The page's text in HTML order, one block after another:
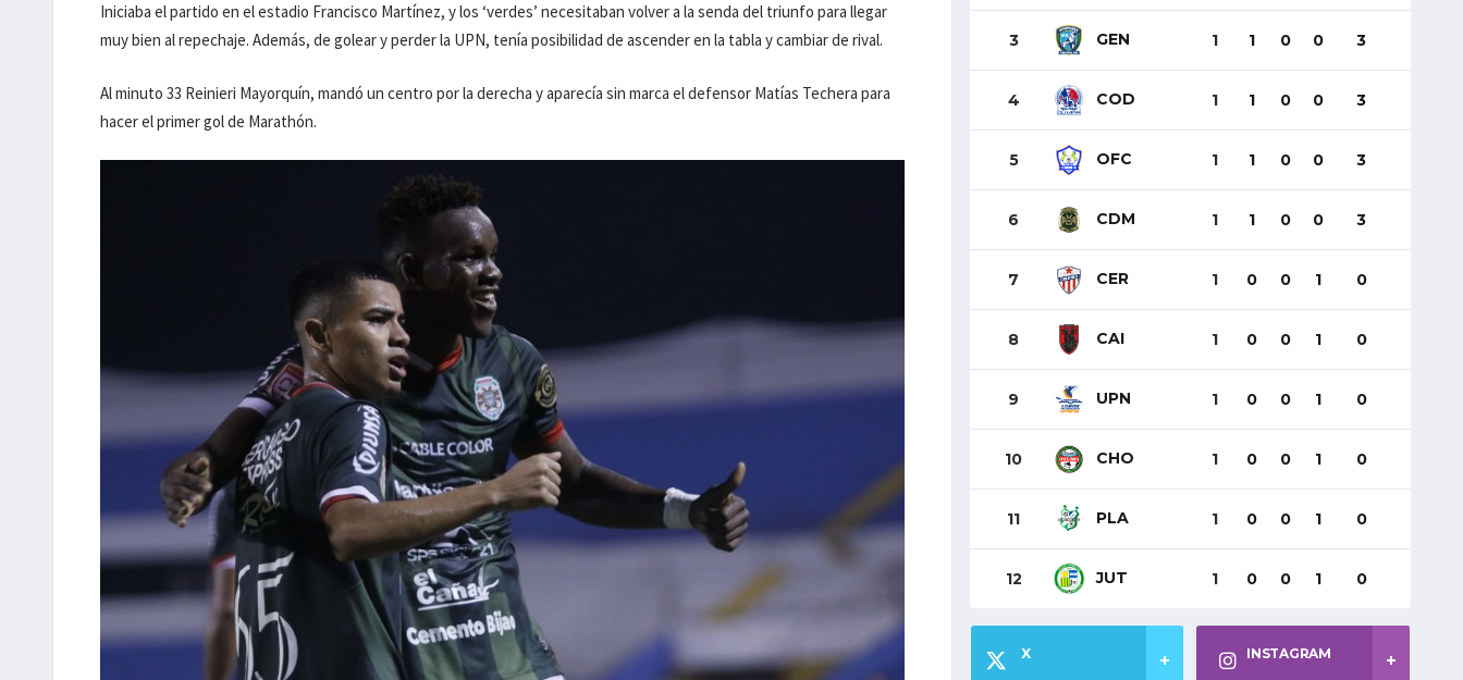
Iniciaba el partido en el estadio Francisco Martínez, y los ‘verdes’ necesitaban volver a la senda del triunfo para llegar
muy bien al repechaje. Además, de golear y perder la UPN, tenía posibilidad de ascender en la tabla y cambiar de rival.
Al minuto 33 Reinieri Mayorquín, mandó un centro por la derecha y aparecía sin marca el defensor Matías Techera para
hacer el primer gol de Marathón.
3 GEN 1 1 0 0 3
4 COD 1 1 0 0 3
5 OFC 1 1 0 0 3
6 CDM 1 1 0 0 3
7 CER 1 0 0 1 0
8 CAI 1 0 0 1 0
9 UPN 1 0 0 1 0
10 CHO 1 0 0 1 0
11 PLA 1 0 0 1 0
12 JUT 1 0 0 1 0
X INSTAGRAM